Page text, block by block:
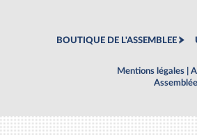
BOUTIQUE DE L'ASSEMBLEE
Mentions légales